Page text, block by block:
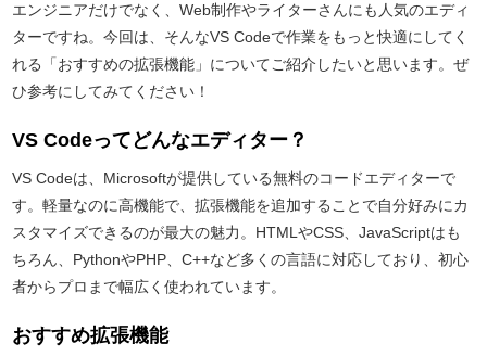
エンジニアだけでなく、Web制作やライターさんにも人気のエディ
ターですね。今回は、そんなVS Codeで作業をもっと快適にしてく
れる「おすすめの拡張機能」についてご紹介したいと思います。ぜ
ひ参考にしてみてください！
VS Codeってどんなエディター？
VS Codeは、Microsoftが提供している無料のコードエディターで
す。軽量なのに高機能で、拡張機能を追加することで自分好みにカ
スタマイズできるのが最大の魅力。HTMLやCSS、JavaScriptはも
ちろん、PythonやPHP、C++など多くの言語に対応しており、初心
者からプロまで幅広く使われています。
おすすめ拡張機能